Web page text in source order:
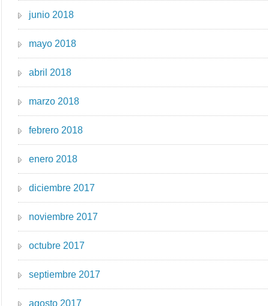
junio 2018
mayo 2018
abril 2018
marzo 2018
febrero 2018
enero 2018
diciembre 2017
noviembre 2017
octubre 2017
septiembre 2017
agosto 2017